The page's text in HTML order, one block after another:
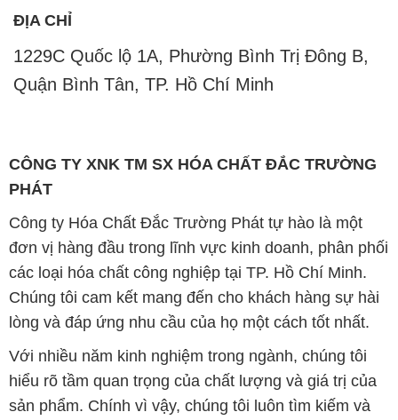
ĐỊA CHỈ
1229C Quốc lộ 1A, Phường Bình Trị Đông B,
Quận Bình Tân, TP. Hồ Chí Minh
CÔNG TY XNK TM SX HÓA CHẤT ĐẮC TRƯỜNG
PHÁT
Công ty Hóa Chất Đắc Trường Phát tự hào là một
đơn vị hàng đầu trong lĩnh vực kinh doanh, phân phối
các loại hóa chất công nghiệp tại TP. Hồ Chí Minh.
Chúng tôi cam kết mang đến cho khách hàng sự hài
lòng và đáp ứng nhu cầu của họ một cách tốt nhất.
Với nhiều năm kinh nghiệm trong ngành, chúng tôi
hiểu rõ tầm quan trọng của chất lượng và giá trị của
sản phẩm. Chính vì vậy, chúng tôi luôn tìm kiếm và